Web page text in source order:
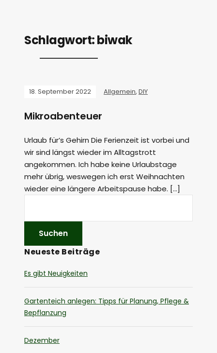
Schlagwort:biwak
18. September 2022 Allgemein, DIY
Mikroabenteuer
Urlaub für’s Gehirn Die Ferienzeit ist vorbei und
wir sind längst wieder im Alltagstrott
angekommen. Ich habe keine Urlaubstage
mehr übrig, weswegen ich erst Weihnachten
wieder eine längere Arbeitspause habe. […]
Neueste Beiträge
Es gibt Neuigkeiten
Gartenteich anlegen: Tipps für Planung, Pflege &
Bepflanzung
Dezember